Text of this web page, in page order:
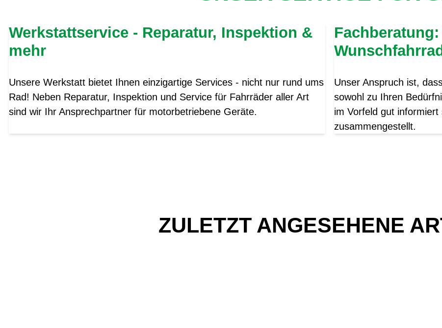
Werkstattservice - Reparatur, Inspektion &
mehr
Unsere Werkstatt bietet Ihnen einzigartige Services - nicht nur rund ums
Rad! Neben Reparatur, Inspektion und Service für Fahrräder aller Art
sind wir Ihr Ansprechpartner für motorbetriebene Geräte.
Unser Anspruch ist,
sowohl zu Ihren
im Vorfeld gut
zusammengestellt.
ZULETZT ANGESEHENE